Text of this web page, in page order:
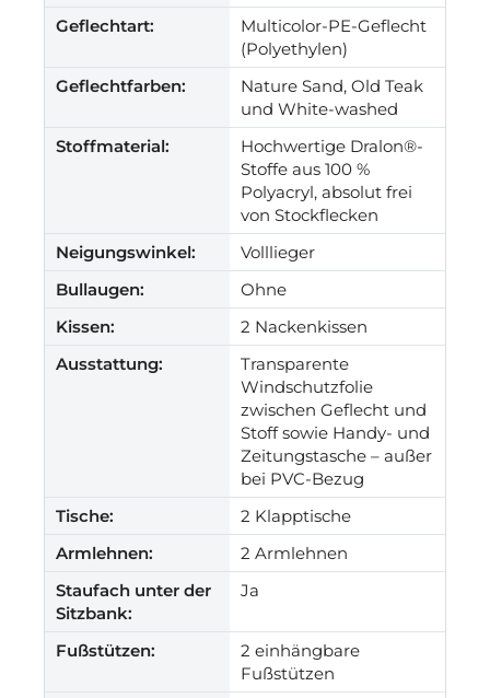
Geflechtart:
Multicolor-PE-Geflecht
(Polyethylen)
Geflechtfarben:
Nature Sand, Old Teak
und White-washed
Stoffmaterial:
Hochwertige Dralon®-
Stoffe aus 100 %
Polyacryl, absolut frei
von Stockflecken
Neigungswinkel:
Volllieger
Bullaugen:
Ohne
Kissen:
2 Nackenkissen
Ausstattung:
Transparente
Windschutzfolie
zwischen Geflecht und
Stoff sowie Handy- und
Zeitungstasche – außer
bei PVC-Bezug
Tische:
2 Klapptische
Armlehnen:
2 Armlehnen
Staufach unter der
Sitzbank:
Ja
Fußstützen:
2 einhängbare
Fußstützen